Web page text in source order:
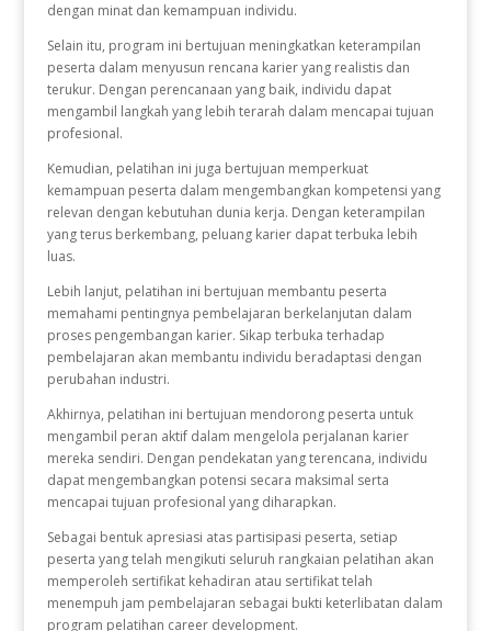
dengan minat dan kemampuan individu.
Selain itu, program ini bertujuan meningkatkan keterampilan
peserta dalam menyusun rencana karier yang realistis dan
terukur. Dengan perencanaan yang baik, individu dapat
mengambil langkah yang lebih terarah dalam mencapai tujuan
profesional.
Kemudian, pelatihan ini juga bertujuan memperkuat
kemampuan peserta dalam mengembangkan kompetensi yang
relevan dengan kebutuhan dunia kerja. Dengan keterampilan
yang terus berkembang, peluang karier dapat terbuka lebih
luas.
Lebih lanjut, pelatihan ini bertujuan membantu peserta
memahami pentingnya pembelajaran berkelanjutan dalam
proses pengembangan karier. Sikap terbuka terhadap
pembelajaran akan membantu individu beradaptasi dengan
perubahan industri.
Akhirnya, pelatihan ini bertujuan mendorong peserta untuk
mengambil peran aktif dalam mengelola perjalanan karier
mereka sendiri. Dengan pendekatan yang terencana, individu
dapat mengembangkan potensi secara maksimal serta
mencapai tujuan profesional yang diharapkan.
Sebagai bentuk apresiasi atas partisipasi peserta, setiap
peserta yang telah mengikuti seluruh rangkaian pelatihan akan
memperoleh sertifikat kehadiran atau sertifikat telah
menempuh jam pembelajaran sebagai bukti keterlibatan dalam
program pelatihan career development.